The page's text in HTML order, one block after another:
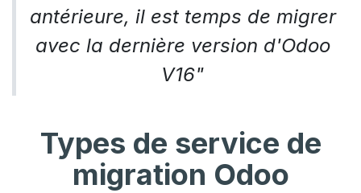
antérieure, il est temps de migrer
avec la dernière version d'Odoo
V16"
Types de service de
migration Odoo